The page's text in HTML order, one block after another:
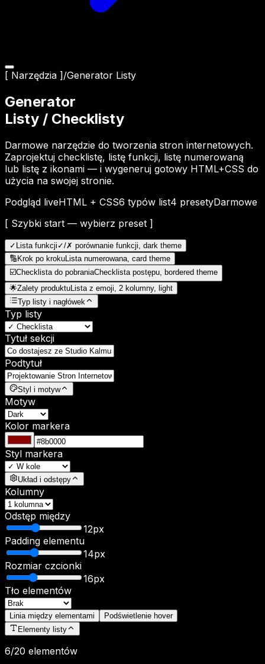
[ Narzędzia ] /Generator Listy
Generator
Listy / Checklisty
Darmowe narzędzie do tworzenia stron internetowych.
Zaprojektuj checklistę, listę funkcji, listę numerowaną
lub listę z ikonami — i wygeneruj gotowy HTML+CSS do
użycia na swojej stronie.
Podgląd liveHTML + CSS6 typów list4 presetyDarmowe
[ Szybki start — wybierz preset ]
✓ Lista funkcji ✓/✗ porównanie funkcji, dark theme
🔢 Krok po kroku Lista numerowana, card theme
☑️Checklista do pobraniaChecklista postępu, bordered theme
🌟Zalety produktu Lista z emoji, 2 kolumny, light
Typ listy i nagłówek
Typ listy
Tytuł sekcji
Podtytuł
Styl i motyw
Motyw
Kolor markera
Styl markera
Układ i odstępy
Kolumny
Odstęp między
12px
Padding elementu
14px
Rozmiar czcionki
16px
Tło elementów
Linia między elementami
Podświetlenie hover
Elementy listy
6/20 elementów